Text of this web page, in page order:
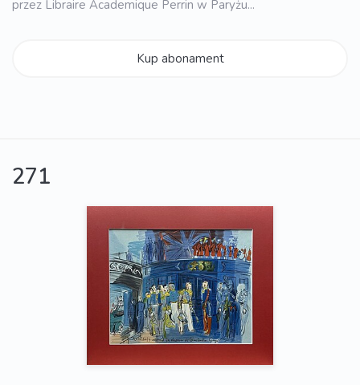
przez Libraire Academique Perrin w Paryżu...
Kup abonament
271